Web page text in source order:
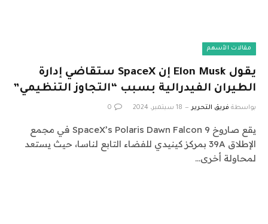
مقالات الأسهم
يقول Elon Musk إن SpaceX ستقاضي إدارة
الطيران الفيدرالية بسبب “التجاوز التنظيمي”
بواسطة فريق التحرير 18 سبتمبر، 2024 0
يقع صاروخ SpaceX’s Polaris Dawn Falcon 9 في مجمع
الإطلاق 39A بمركز كينيدي للفضاء التابع لناسا، حيث يستعد
لمحاولة أخرى…